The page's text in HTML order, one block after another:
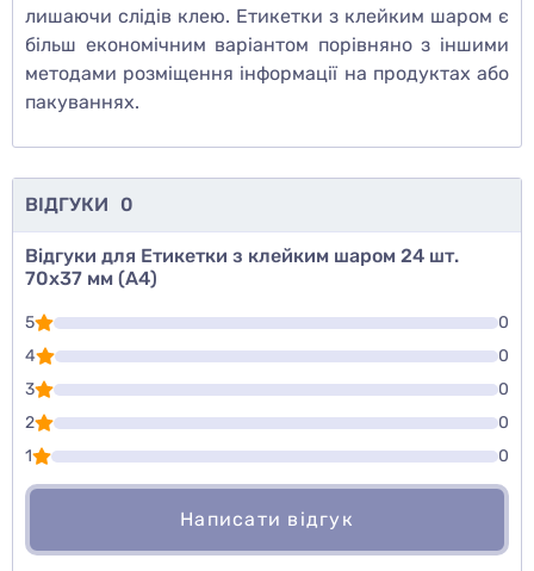
лишаючи слідів клею. Етикетки з клейким шаром є
більш економічним варіантом порівняно з іншими
методами розміщення інформації на продуктах або
пакуваннях.
ВІДГУКИ 0
Відгуки для Етикетки з клейким шаром 24 шт.
70х37 мм (А4)
5
0
4
0
3
0
2
0
1
0
Написати відгук